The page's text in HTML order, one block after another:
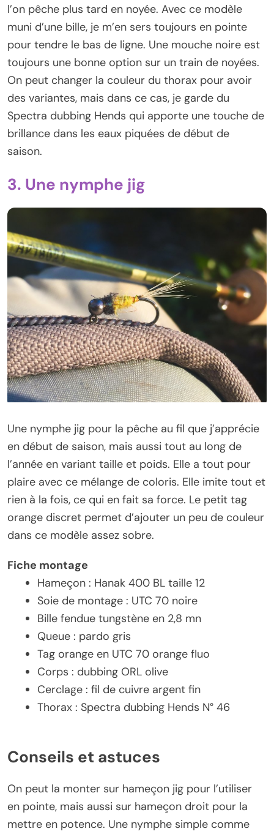
l’on pêche plus tard en noyée. Avec ce modèle
muni d’une bille, je m’en sers toujours en pointe
pour tendre le bas de ligne. Une mouche noire est
toujours une bonne option sur un train de noyées.
On peut changer la couleur du thorax pour avoir
des variantes, mais dans ce cas, je garde du
Spectra dubbing Hends qui apporte une touche de
brillance dans les eaux piquées de début de
saison.
3. Une nymphe jig
Une nymphe jig pour la pêche au fil que j’apprécie
en début de saison, mais aussi tout au long de
l’année en variant taille et poids. Elle a tout pour
plaire avec ce mélange de coloris. Elle imite tout et
rien à la fois, ce qui en fait sa force. Le petit tag
orange discret permet d’ajouter un peu de couleur
dans ce modèle assez sobre.
Fiche montage
Hameçon : Hanak 400 BL taille 12
Soie de montage : UTC 70 noire
Bille fendue tungstène en 2,8 mn
Queue : pardo gris
Tag orange en UTC 70 orange fluo
Corps : dubbing ORL olive
Cerclage : fil de cuivre argent fin
Thorax : Spectra dubbing Hends N° 46
Conseils et astuces
On peut la monter sur hameçon jig pour l’utiliser
en pointe, mais aussi sur hameçon droit pour la
mettre en potence. Une nymphe simple comme